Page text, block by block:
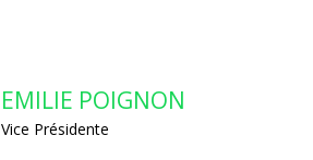
EMILIE POIGNON
Vice Présidente